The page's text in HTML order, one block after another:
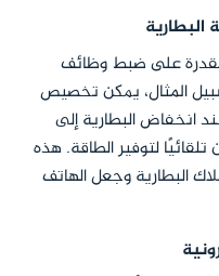
البطارية
على ضبط وظائف
سبيل المثال، يمكن تخصيص
انخفاض البطارية إلى
لتوفير الطاقة. هذه
البطارية وجعل الهاتف